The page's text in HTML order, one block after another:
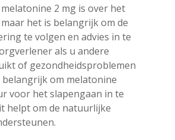
2 mg is over het
het is belangrijk om de
te volgen en advies in te
als u andere
of gezondheidsproblemen
om melatonine
voor het slapengaan in te
helpt om de natuurlijke